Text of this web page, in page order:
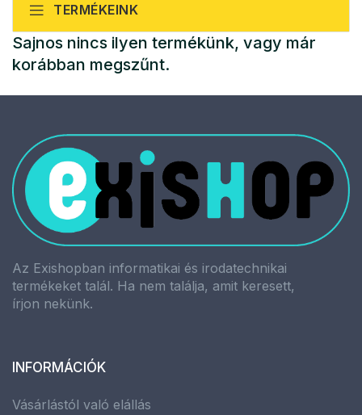
TERMÉKEINK
Sajnos nincs ilyen termékünk, vagy már
korábban megszűnt.
Az Exishopban informatikai és irodatechnikai
termékeket talál. Ha nem találja, amit keresett,
írjon nekünk.
INFORMÁCIÓK
Vásárlástól való elállás